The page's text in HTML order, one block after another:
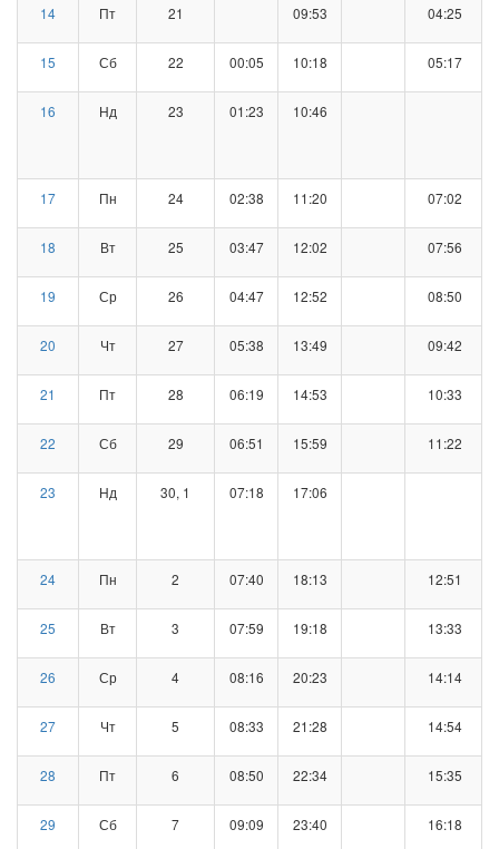
14 Пт 21 09:53 04:25
15 Сб 22 00:05 10:18 05:17
16 Нд 23 01:23 10:46
17 Пн 24 02:38 11:20 07:02
18 Вт 25 03:47 12:02 07:56
19 Ср 26 04:47 12:52 08:50
20 Чт 27 05:38 13:49 09:42
21 Пт 28 06:19 14:53 10:33
22 Сб 29 06:51 15:59 11:22
23 Нд 30, 1 07:18 17:06
24 Пн 2 07:40 18:13 12:51
25 Вт 3 07:59 19:18 13:33
26 Ср 4 08:16 20:23 14:14
27 Чт 5 08:33 21:28 14:54
28 Пт 6 08:50 22:34 15:35
29 Сб 7 09:09 23:40 16:18